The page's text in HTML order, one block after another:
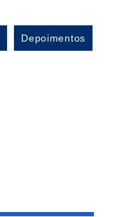
Depoimentos